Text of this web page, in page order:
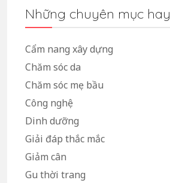
Những chuyên mục hay
Cẩm nang xây dựng
Chăm sóc da
Chăm sóc mẹ bầu
Công nghệ
Dinh dưỡng
Giải đáp thắc mắc
Giảm cân
Gu thời trang